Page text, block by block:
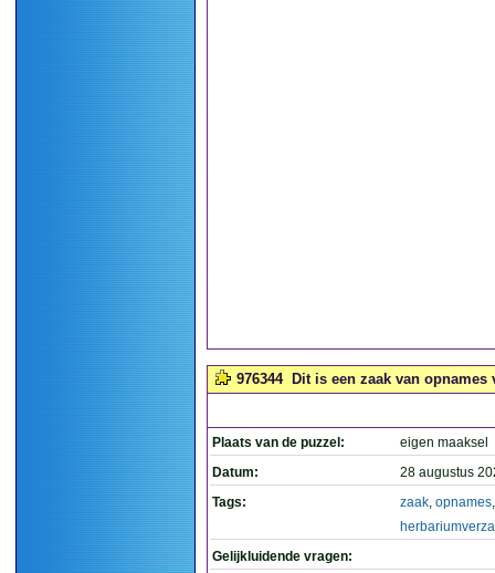
976344 Dit is een zaak van
Plaats van de puzzel:
eigen maaksel
Datum:
28 augustus
Tags:
zaak, opnames,
Gelijkluidende vragen: